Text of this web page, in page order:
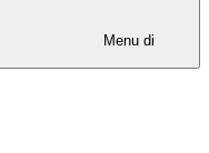
Menu di